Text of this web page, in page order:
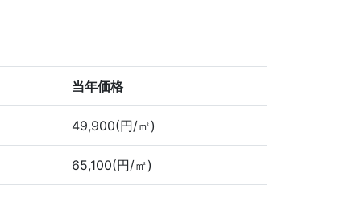
当年価格
49,900(円/㎡)
65,100(円/㎡)